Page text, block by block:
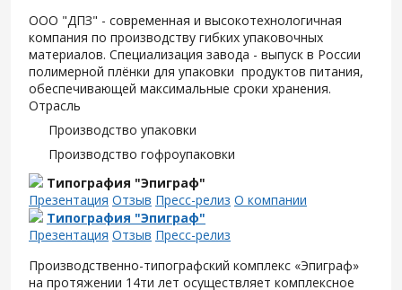
ООО "ДПЗ" - современная и высокотехнологичная
компания по производству гибких упаковочных
материалов. Специализация завода - выпуск в России
полимерной плёнки для упаковки продуктов питания,
обеспечивающей максимальные сроки хранения.
Отрасль
Производство упаковки
Производство гофроупаковки
Типография "Эпиграф"
Презентация Отзыв Пресс-релиз О компании
Типография "Эпиграф"
Презентация Отзыв Пресс-релиз
Производственно-типографский комплекс «Эпиграф»
на протяжении 14ти лет осуществляет комплексное